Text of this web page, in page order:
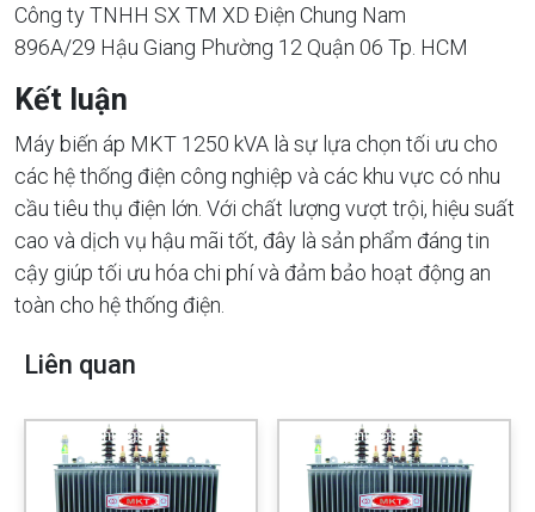
Công ty TNHH SX TM XD Điện Chung Nam
896A/29 Hậu Giang Phường 12 Quận 06 Tp. HCM
Kết luận
Máy biến áp MKT 1250 kVA là sự lựa chọn tối ưu cho
các hệ thống điện công nghiệp và các khu vực có nhu
cầu tiêu thụ điện lớn. Với chất lượng vượt trội, hiệu suất
cao và dịch vụ hậu mãi tốt, đây là sản phẩm đáng tin
cậy giúp tối ưu hóa chi phí và đảm bảo hoạt động an
toàn cho hệ thống điện.
Liên quan